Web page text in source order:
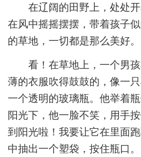
在辽阔的田野上，处处
在风中摇摇摆摆，带着孩子
的草地，一切都是那么美好。
看！在草地上，一个男
薄的衣服吹得鼓鼓的，像一
一个透明的玻璃瓶。他举着
阳光下，他一脸不笑，用手
到阳光啦！我要让它在里面
中抽出一个塑袋，按住瓶口。